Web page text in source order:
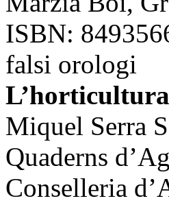
ISBN:
falsi orologi
Miquel Serra
Quaderns
Conselleria